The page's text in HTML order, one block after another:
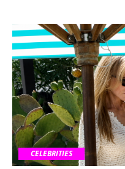
CELEBRITIES